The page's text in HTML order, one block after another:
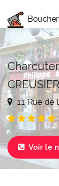
11 Rue de
 Voir le